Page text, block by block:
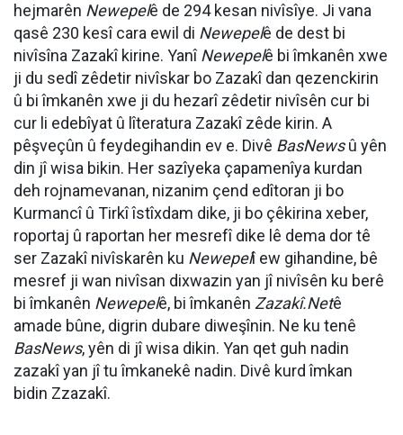
hejmarên Newepelê de 294 kesan nivîsîye. Ji vana
qasê 230 kesî cara ewil di Newepelê de dest bi
nivîsîna Zazakî kirine. YanîNewepelê bi îmkanên xwe
ji du sedî zêdetir nivîskar bo Zazakî dan qezenckirin
û bi îmkanên xwe ji du hezarî zêdetir nivîsên cur bi
cur li edebîyat û lîteratura Zazakî zêde kirin. A
pêşveçûn û feydegihandin ev e. Divê BasNewsû yên
din jî wisa bikin. Her sazîyeka çapamenîya kurdan
deh rojnamevanan, nizanim çend edîtoran ji bo
Kurmancî û Tirkî îstîxdam dike, ji bo çêkirina xeber,
roportaj û raportan her mesrefî dike lê dema dor tê
ser Zazakî nivîskarên ku Newepelî ew gihandine, bê
mesref ji wan nivîsan dixwazin yan jî nivîsên ku berê
bi îmkanên Newepelê, bi îmkanên Zazakî.Netê
amade bûne, digrin dubare diweşînin. Ne ku tenê
BasNews, yên di jî wisa dikin. Yan qet guh nadin
zazakî yan jî tu îmkanekê nadin. Divê kurd îmkan
bidin Zzazakî.